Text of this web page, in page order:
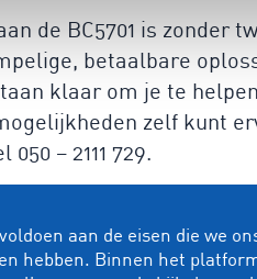
de BC5701 is zonder
betaalbare
klaar om je te
zelf kunt
– 2111 729.
aan de eisen die we
hebben. Binnen het